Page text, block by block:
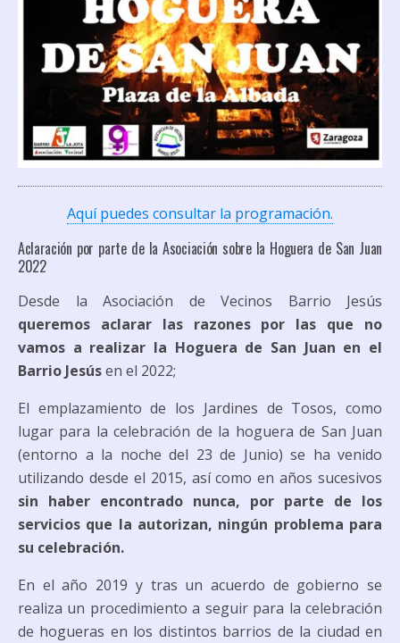
Aquí puedes consultar la programación.
Aclaración por parte de la Asociación sobre la Hoguera de San Juan
2022
Desde la Asociación de Vecinos Barrio Jesús
queremos aclarar las razones por las que no
vamos a realizar la Hoguera de San Juan en el
Barrio Jesúsen el 2022;
El emplazamiento de los Jardines de Tosos, como
lugar para la celebración de la hoguera de San Juan
(entorno a la noche del 23 de Junio) se ha venido
utilizando desde el 2015, así como en años sucesivos
sin haber encontrado nunca, por parte de los
servicios que la autorizan, ningún problema para
su celebración.
En el año 2019 y tras un acuerdo de gobierno se
realiza un procedimiento a seguir para la celebración
de hogueras en los distintos barrios de la ciudad en